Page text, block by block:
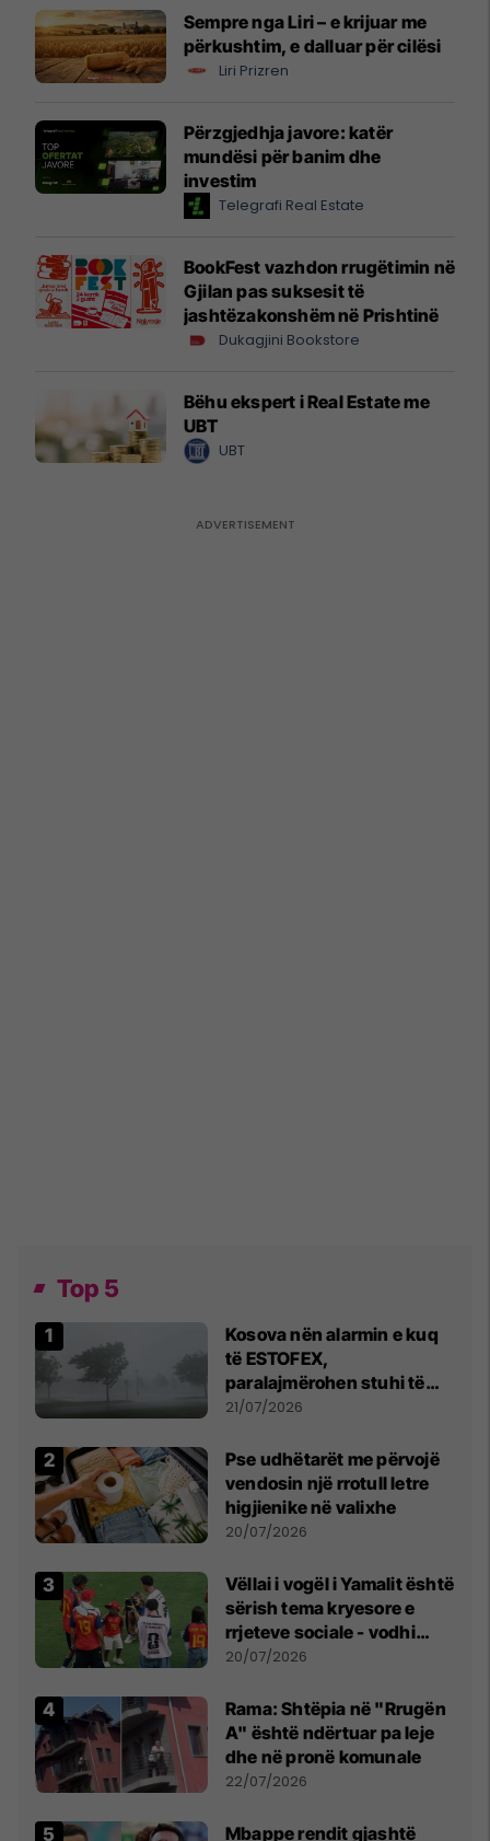
Sempre nga Liri – e krijuar me
përkushtim, e dalluar për cilësi
Liri Prizren
Përzgjedhja javore: katër
mundësi për banim dhe
investim
Telegrafi Real Estate
BookFest vazhdon rrugëtimin në
Gjilan pas suksesit të
jashtëzakonshëm në Prishtinë
Dukagjini Bookstore
Bëhu ekspert i Real Estate me
UBT
UBT
Top 5
Kosova nën alarmin e kuq
të ESTOFEX,
paralajmërohen stuhi të
fuqishme me breshër dhe
21/07/2026
Pse udhëtarët me përvojë
vendosin një rrotull letre
higjienike në valixhe
20/07/2026
Vëllai i vogël i Yamalit është
sërish tema kryesore e
rrjeteve sociale - vodhi
vëmendjen pas finales së
20/07/2026
Rama: Shtëpia në "Rrugën
A" është ndërtuar pa leje
dhe në pronë komunale
22/07/2026
Mbappe rendit gjashtë